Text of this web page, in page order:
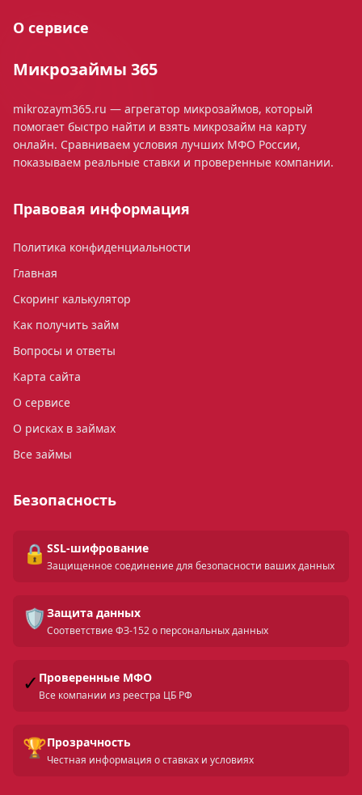
О сервисе
Микрозаймы 365
mikrozaym365.ru — агрегатор микрозаймов, который
помогает быстро найти и взять микрозайм на карту
онлайн. Сравниваем условия лучших МФО России,
показываем реальные ставки и проверенные компании.
Правовая информация
Политика конфиденциальности
Главная
Скоринг калькулятор
Как получить займ
Вопросы и ответы
Карта сайта
О сервисе
О рисках в займах
Все займы
Безопасность
🔒 SSL-шифрование
Защищенное соединение для безопасности ваших данных
🛡️ Защита данных
Соответствие ФЗ-152 о персональных данных
✓ Проверенные МФО
Все компании из реестра ЦБ РФ
🏆Прозрачность
Честная информация о ставках и условиях